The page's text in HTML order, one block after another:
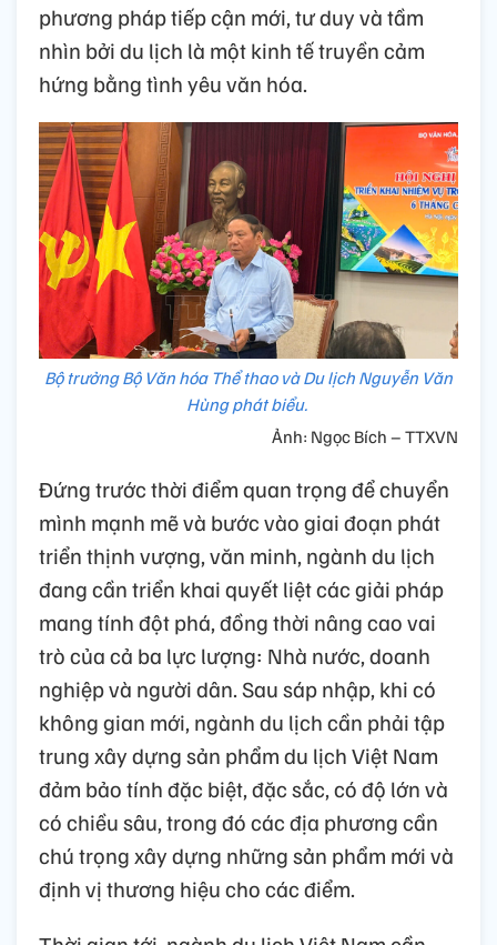
phương pháp tiếp cận mới, tư duy và tầm
nhìn bởi du lịch là một kinh tế truyền cảm
hứng bằng tình yêu văn hóa.
Bộ trưởng Bộ Văn hóa Thể thao và Du lịch Nguyễn Văn
Hùng phát biểu.
Ảnh: Ngọc Bích – TTXVN
Đứng trước thời điểm quan trọng để chuyển
mình mạnh mẽ và bước vào giai đoạn phát
triển thịnh vượng, văn minh, ngành du lịch
đang cần triển khai quyết liệt các giải pháp
mang tính đột phá, đồng thời nâng cao vai
trò của cả ba lực lượng: Nhà nước, doanh
nghiệp và người dân. Sau sáp nhập, khi có
không gian mới, ngành du lịch cần phải tập
trung xây dựng sản phẩm du lịch Việt Nam
đảm bảo tính đặc biệt, đặc sắc, có độ lớn và
có chiều sâu, trong đó các địa phương cần
chú trọng xây dựng những sản phẩm mới và
định vị thương hiệu cho các điểm.